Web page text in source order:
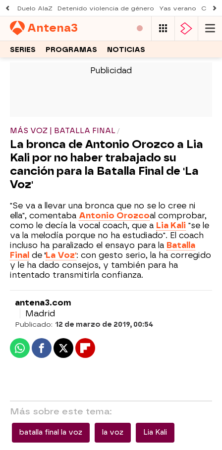
Duelo AlaZ Detenido violencia de género Yas verano
Antena3
SERIES PROGRAMAS NOTICIAS
MÁS VOZ | BATALLA FINAL
La bronca de Antonio Orozco a Lia
Kali por no haber trabajado su
canción para la Batalla Final de 'La
Voz'
"Se va a llevar una bronca que no se lo cree ni
ella", comentaba Antonio Orozcoal comprobar,
como le decía la vocal coach, que a Lia Kali "se le
va la melodía porque no ha estudiado". El coach
incluso ha paralizado el ensayo para la Batalla
Final de 'La Voz': con gesto serio, la ha corregido
y le ha dado consejos, y también para ha
intentado transmitirla confianza.
antena3.com
Madrid
Publicado: 12 de marzo de 2019, 00:54
WhatsappFacebook
X Flipboard
Más sobre este tema:
batalla final la voz la voz Lia Kali